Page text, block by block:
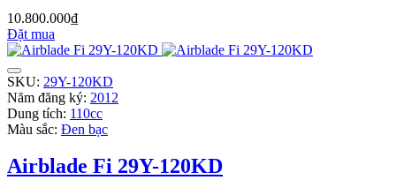
10.800.000₫
Đặt mua
SKU: 29Y-120KD
Năm đăng ký: 2012
Dung tích: 110cc
Màu sắc: Đen bạc
Airblade Fi 29Y-120KD